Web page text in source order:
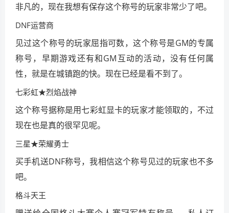
非凡的，现在我想有保存这个称号的玩家非常少了吧。
DNF运营商
见过这个称号的玩家屈指可数，这个称号是GM的专属
称号，早期游戏还有和GM互动的活动，没有任何属
性，就是在城镇跑的快。现在已经是看不到了。
七彩虹★烈焰战神
这个称号据称是用七彩虹显卡的玩家才能领取的，不过
现在也是真的很罕见呢。
三星★荣耀勇士
买手机送DNF称号，我相信这个称号见过的玩家也不多
吧。
格斗天王